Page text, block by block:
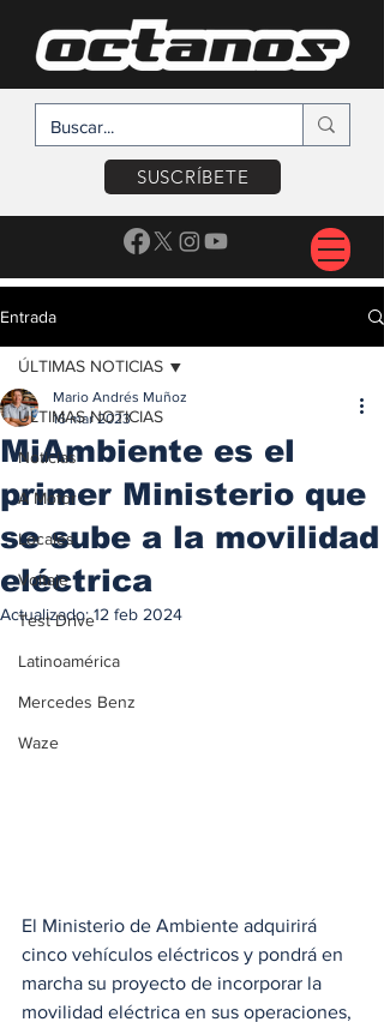
SUSCRÍBETE
Entrada
ÚLTIMAS NOTICIAS
Noticias
A Motor
Locales
Voltaje
Test Drive
Latinoamérica
Mercedes Benz
Waze
ÚLTIMAS NOTICIAS
MiAmbiente es el
primer Ministerio que
se sube a la movilidad
eléctrica
Mario Andrés Muñoz
16 mar 2023
Actualizado:12 feb 2024
El Ministerio de Ambiente adquirirá
cinco vehículos eléctricos y pondrá en
marcha su proyecto de incorporar la
movilidad eléctrica en sus operaciones,